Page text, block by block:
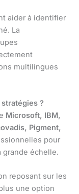
aider à identifier
La
multilingues
?
Microsoft, IBM,
Pigment,
pour
échelle.
reposant sur les
une option